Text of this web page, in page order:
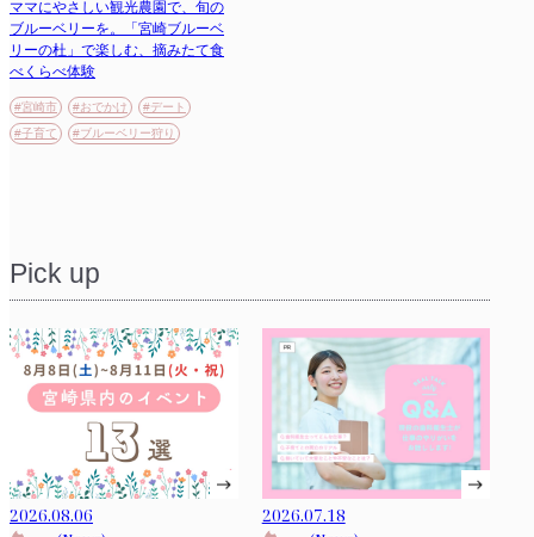
ママにやさしい観光農園で、旬の
ブルーベリーを。「宮崎ブルーベ
リーの杜」で楽しむ、摘みたて食
べくらべ体験
#宮崎市 #おでかけ
#デート
#子育て
#ブルーベリー狩り
Pick up
2026.08.06 2026.07.18